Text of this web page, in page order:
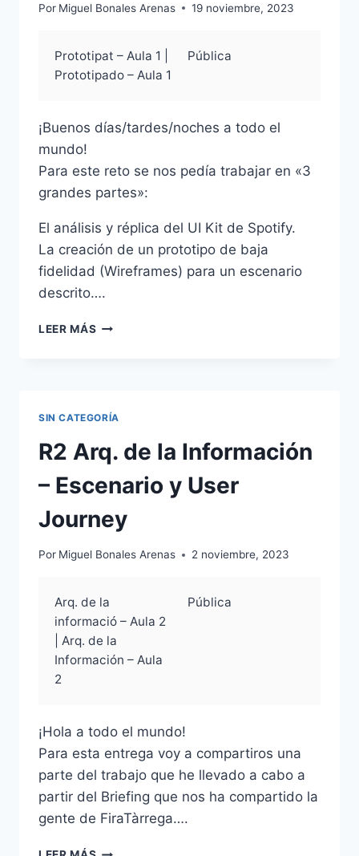
Por Miguel Bonales Arenas 19 noviembre, 2023
Prototipat – Aula 1 |
Prototipado – Aula 1
Pública
¡Buenos días/tardes/noches a todo el
mundo!
Para este reto se nos pedía trabajar en «3
grandes partes»:
El análisis y réplica del UI Kit de Spotify.
La creación de un prototipo de baja
fidelidad (Wireframes) para un escenario
descrito….
LEER MÁS R2
CONSTRUCCIÓN
DISEÑO
SIN CATEGORÍA
R2 Arq. de la Información
– Escenario y User
Journey
Por Miguel Bonales Arenas 2 noviembre, 2023
Arq. de la
informació – Aula 2
| Arq. de la
Información – Aula
2
Pública
¡Hola a todo el mundo!
Para esta entrega voy a compartiros una
parte del trabajo que he llevado a cabo a
partir del Briefing que nos ha compartido la
gente de FiraTàrrega….
R2